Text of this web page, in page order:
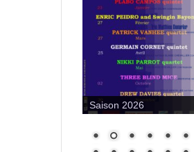
Saison 2026 [Jazz Club
Blue Berry]